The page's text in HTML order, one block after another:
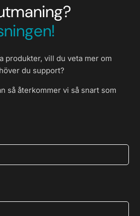
produkter, vill du veta mer om
du support?
så återkommer vi så snart som